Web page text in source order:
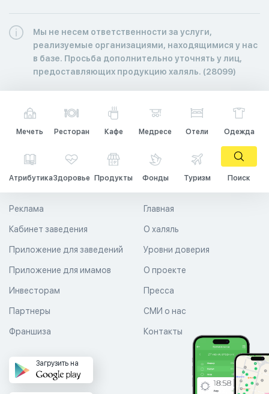
Мы не несем ответственности за услуги,
реализуемые организациями, находящимися у нас
в базе. Просьба дополнительно уточнять у лиц,
предоставляющих продукцию халяль. (28099)
Мечеть Ресторан Кафе Медресе Отели Одежда
АтрибутикаЗдоровье Продукты Фонды Туризм Поиск
Главная
О халяль
Уровни доверия
Реклама
Кабинет заведения
Приложение для заведений
Приложение для имамов О проекте
Пресса
СМИ о нас
Контакты
Инвесторам
Партнеры
Франшиза
Загрузить на